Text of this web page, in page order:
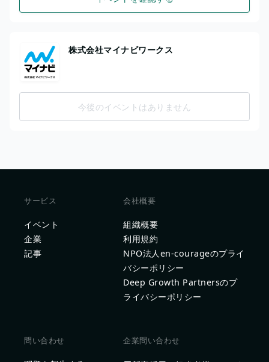
株式会社マイナビワークス
今後のイベントはありません
サービス
イベント
企業
記事
会社概要
組織概要
利用規約
NPO法人en-courageのプライ
バシーポリシー
Deep Growth Partnersのプ
ライバシーポリシー
問い合わせ 企業問い合わせ